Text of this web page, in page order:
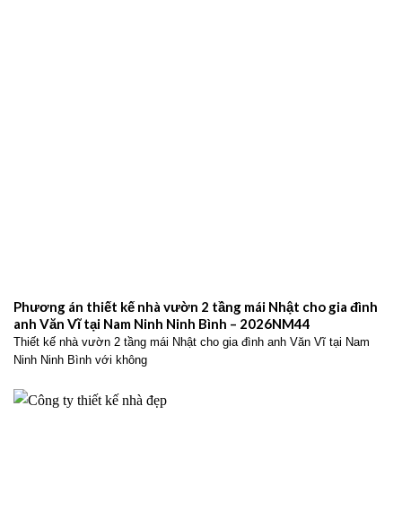
Phương án thiết kế nhà vườn 2 tầng mái Nhật cho gia đình
anh Văn Vĩ tại Nam Ninh Ninh Bình – 2026NM44
Thiết kế nhà vườn 2 tầng mái Nhật cho gia đình anh Văn Vĩ tại Nam
Ninh Ninh Bình với không